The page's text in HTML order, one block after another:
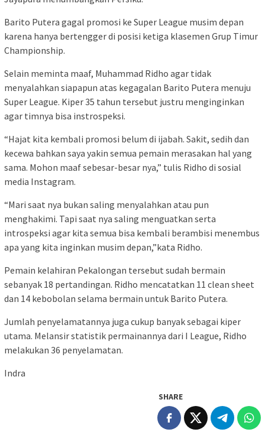
Barito Putera gagal promosi ke Super League musim depan
karena hanya bertengger di posisi ketiga klasemen Grup Timur
Championship.
Selain meminta maaf, Muhammad Ridho agar tidak
menyalahkan siapapun atas kegagalan Barito Putera menuju
Super League. Kiper 35 tahun tersebut justru menginginkan
agar timnya bisa instrospeksi.
“Hajat kita kembali promosi belum di ijabah. Sakit, sedih dan
kecewa bahkan saya yakin semua pemain merasakan hal yang
sama. Mohon maaf sebesar-besar nya,” tulis Ridho di sosial
media Instagram.
“Mari saat nya bukan saling menyalahkan atau pun
menghakimi. Tapi saat nya saling menguatkan serta
introspeksi agar kita semua bisa kembali berambisi menembus
apa yang kita inginkan musim depan,”kata Ridho.
Pemain kelahiran Pekalongan tersebut sudah bermain
sebanyak 18 pertandingan. Ridho mencatatkan 11 clean sheet
dan 14 kebobolan selama bermain untuk Barito Putera.
Jumlah penyelamatannya juga cukup banyak sebagai kiper
utama. Melansir statistik permainannya dari I League, Ridho
melakukan 36 penyelamatan.
Indra
SHARE